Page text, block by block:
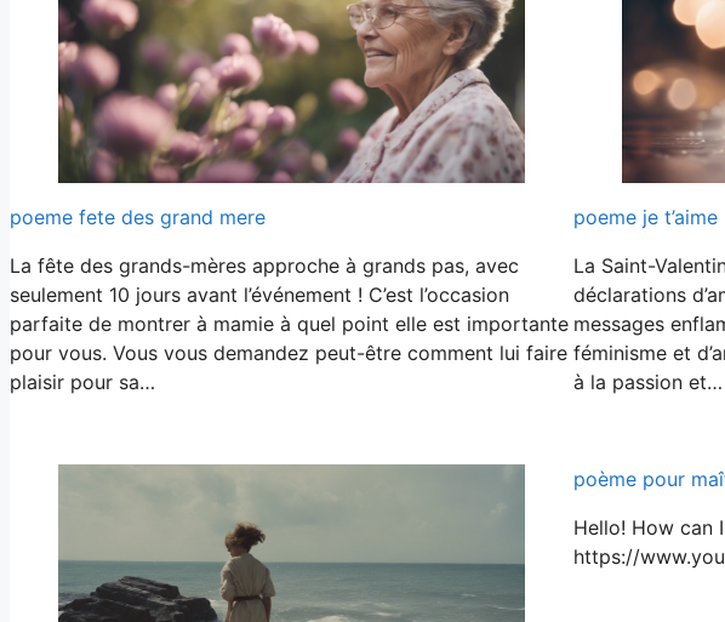
poeme fete des grand mere
La fête des grands-mères approche à grands pas, avec
seulement 10 jours avant l’événement ! C’est l’occasion
parfaite de montrer à mamie à quel point elle est importante
pour vous. Vous vous demandez peut-être comment lui faire
plaisir pour sa…
poeme je t’aime
La Saint-
déclarations
messages
féminisme et
à la passion et…
poème pour
Hello! How can
https://